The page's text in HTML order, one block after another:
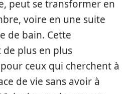
peut se transformer en
voire en une suite
de bain. Cette
plus en plus
ceux qui cherchent à
de vie sans avoir à